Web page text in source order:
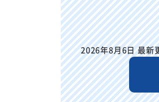
2026年8月6日 最新